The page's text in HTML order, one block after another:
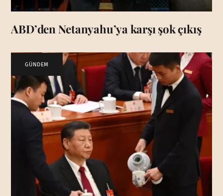
ABD’den Netanyahu’ya karşı şok çıkış
GÜNDEM